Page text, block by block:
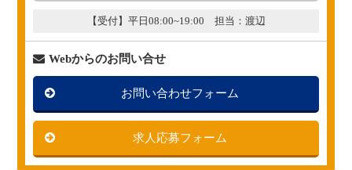
【受付】平日08:00~19:00 担当：渡辺
Webからのお問い合せ
お問い合わせフォーム
求人応募フォーム